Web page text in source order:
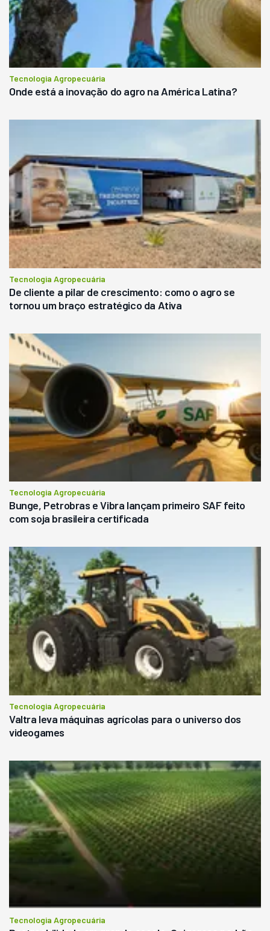
Tecnologia Agropecuária
Onde está a inovação do agro na América Latina?
Tecnologia Agropecuária
De cliente a pilar de crescimento: como o agro se
tornou um braço estratégico da Ativa
Tecnologia Agropecuária
Bunge, Petrobras e Vibra lançam primeiro SAF feito
com soja brasileira certificada
Tecnologia Agropecuária
Valtra leva máquinas agrícolas para o universo dos
videogames
Tecnologia Agropecuária